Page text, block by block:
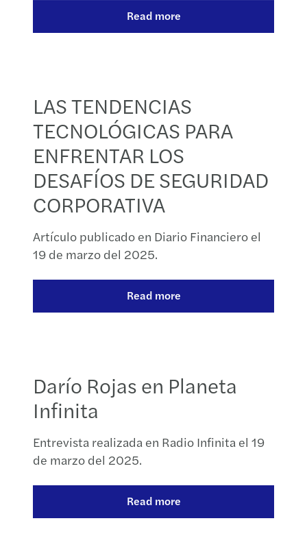
Read more
LAS TENDENCIAS
TECNOLÓGICAS PARA
ENFRENTAR LOS
DESAFÍOS DE SEGURIDAD
CORPORATIVA
Artículo publicado en Diario Financiero el
19 de marzo del 2025.
Read more
Darío Rojas en Planeta
Infinita
Entrevista realizada en Radio Infinita el 19
de marzo del 2025.
Read more